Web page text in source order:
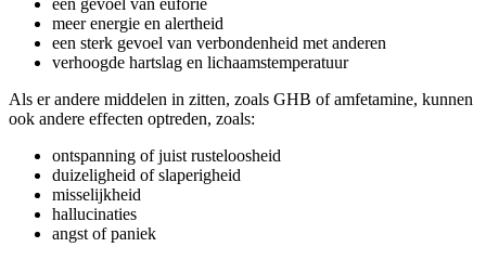
een gevoel van euforie
meer energie en alertheid
een sterk gevoel van verbondenheid met anderen
verhoogde hartslag en lichaamstemperatuur
Als er andere middelen in zitten, zoals GHB of amfetamine, kunnen
ook andere effecten optreden, zoals:
ontspanning of juist rusteloosheid
duizeligheid of slaperigheid
misselijkheid
hallucinaties
angst of paniek